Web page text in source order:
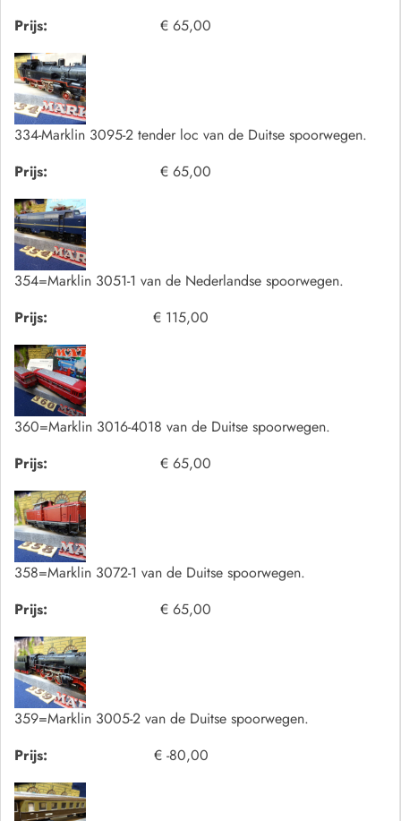
Prijs:
€ 65,00
334-Marklin 3095-2 tender loc van de Duitse spoorwegen.
Prijs:
€ 65,00
354=Marklin 3051-1 van de Nederlandse spoorwegen.
Prijs:
€ 115,00
360=Marklin 3016-4018 van de Duitse spoorwegen.
Prijs:
€ 65,00
358=Marklin 3072-1 van de Duitse spoorwegen.
Prijs:
€ 65,00
359=Marklin 3005-2 van de Duitse spoorwegen.
Prijs:
€ -80,00